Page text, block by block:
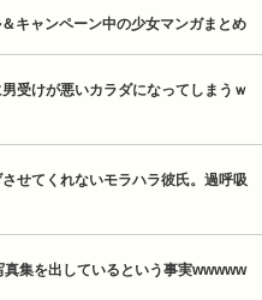
キャンペーン中の少女マンガまとめ
受けが悪いカラダになってしまうｗ
せてくれないモラハラ彼氏。過呼吸
真集を出しているという事実wwwww